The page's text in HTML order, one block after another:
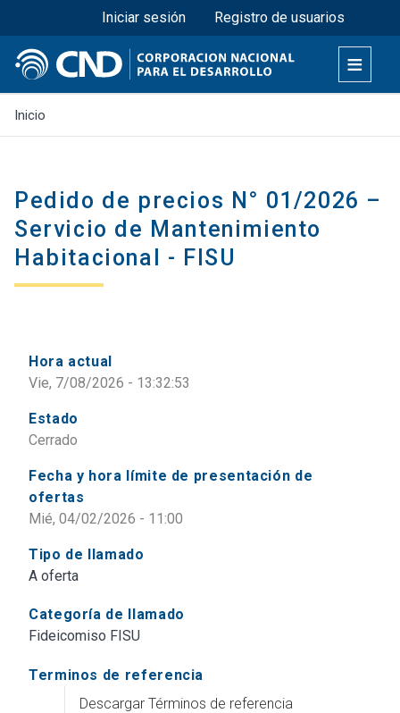
Pasar
al
contenido
principal
Menú superior
Iniciar sesión Registro de usuarios
Inicio
Pedido de precios N° 01/2026 –
Servicio de Mantenimiento
Habitacional - FISU
Hora actual
Vie, 7/08/2026 - 13:32:53
Estado
Cerrado
Fecha y hora límite de presentación de
ofertas
Mié, 04/02/2026 - 11:00
Tipo de llamado
A oferta
Categoría de llamado
Fideicomiso FISU
Terminos de referencia
Descargar Términos de referencia